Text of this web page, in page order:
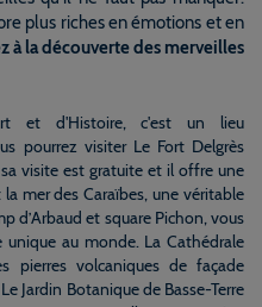
plus riches en émotions et en
à la découverte des merveilles
et d'Histoire, c'est un lieu
pourrez visiter Le Fort Delgrès
visite est gratuite et il offre une
mer des Caraïbes, une véritable
d’Arbaud et square Pichon, vous
au monde. La Cathédrale
pierres volcaniques de façade
Jardin Botanique de Basse-Terre